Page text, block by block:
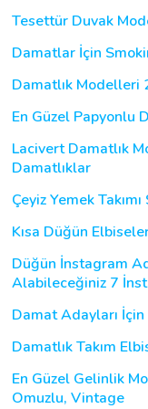
Tesettür Duvak
Damatlar İçin
Damatlık Modelleri
En Güzel Papyonlu
Lacivert Damatlık
Damatlıklar
Çeyiz Yemek
Kısa Düğün
Düğün İnstagram
Alabileceğiniz 7
Damat Adayları
Damatlık Takım
En Güzel Gelinlik
Omuzlu, Vintage